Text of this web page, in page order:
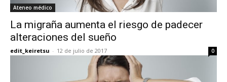
Ateneo médico
La migraña aumenta el riesgo de padecer
alteraciones del sueño
edit_keiretsu - 12 de julio de 2017 0